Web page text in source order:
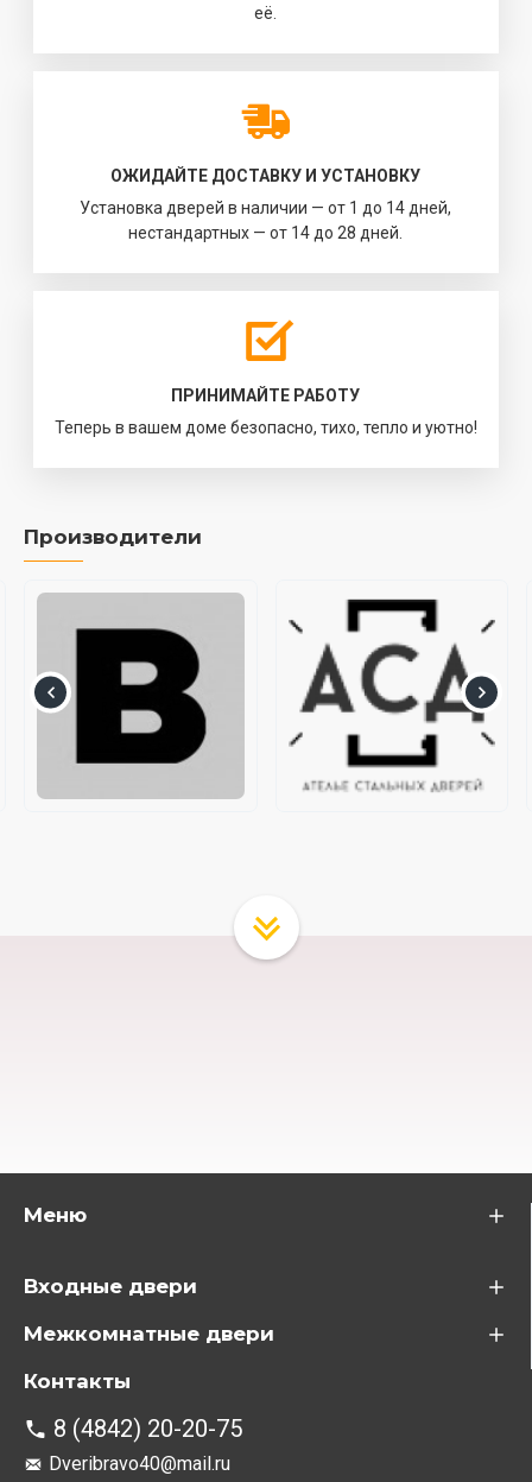
её.
ОЖИДАЙТЕ ДОСТАВКУ И УСТАНОВКУ
Установка дверей в наличии — от 1 до 14 дней,
нестандартных — от 14 до 28 дней.
ПРИНИМАЙТЕ РАБОТУ
Теперь в вашем доме безопасно, тихо, тепло и уютно!
Производители
Меню
Входные двери
Межкомнатные двери
Контакты
8 (4842) 20-20-75
Dveribravo40@mail.ru